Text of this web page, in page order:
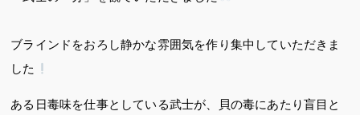
ブラインドをおろし静かな雰囲気を作り集中していただきま
した
ある日毒味を仕事としている武士が、貝の毒にあたり盲目と